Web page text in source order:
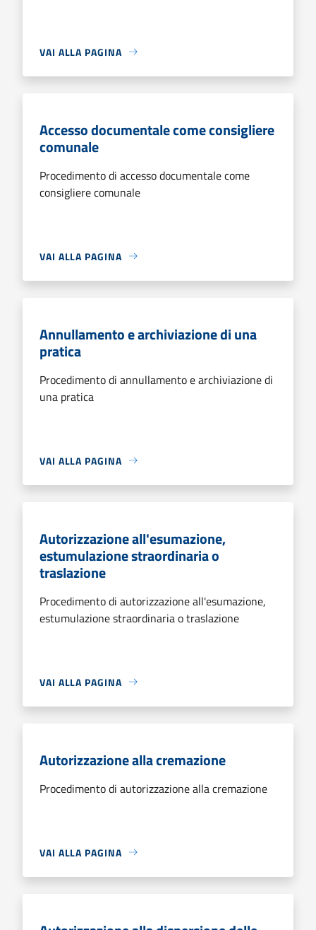
VAI ALLA PAGINA
Accesso documentale come consigliere
comunale
Procedimento di accesso documentale come
consigliere comunale
VAI ALLA PAGINA
Annullamento e archiviazione di una
pratica
Procedimento di annullamento e archiviazione di
una pratica
VAI ALLA PAGINA
Autorizzazione all'esumazione,
estumulazione straordinaria o
traslazione
Procedimento di autorizzazione all'esumazione,
estumulazione straordinaria o traslazione
VAI ALLA PAGINA
Autorizzazione alla cremazione
Procedimento di autorizzazione alla cremazione
VAI ALLA PAGINA